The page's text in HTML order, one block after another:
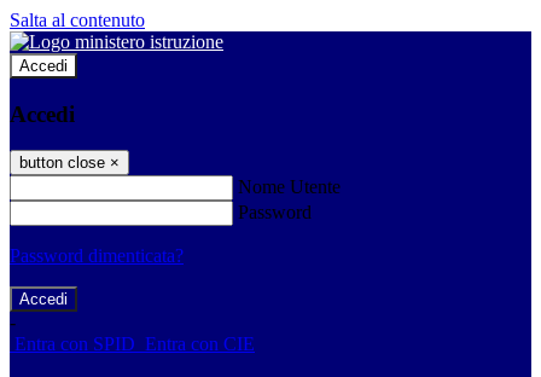
Salta al contenuto
Accedi
Accedi
button close ×
Nome Utente
Password
Password dimenticata?
-
Entra con SPID Entra con CIE